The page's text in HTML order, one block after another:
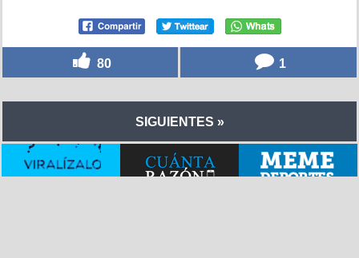
80 1
SIGUIENTES »